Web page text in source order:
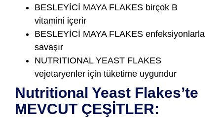
BESLEYİCİ MAYA FLAKES birçok B
vitamini içerir
BESLEYİCİ MAYA FLAKES enfeksiyonlarla
savaşır
NUTRITIONAL YEAST FLAKES
vejetaryenler için tüketime uygundur
Nutritional Yeast Flakes’te
MEVCUT ÇEŞİTLER: